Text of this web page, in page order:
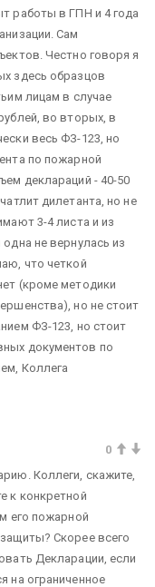
работы в ГПН и 4 года
Сам
Честно говоря я
здесь образцов
лицам в случае
во вторых, в
весь ФЗ-123, но
по пожарной
деклараций - 40-50
дилетанта, но не
3-4 листа и из
не вернулась из
что четкой
(кроме методики
но не стоит
ФЗ-123, но стоит
документов по
Коллега
0
Коллеги, скажите,
к конкретной
его пожарной
Скорее всего
Декларации, если
на ограниченное